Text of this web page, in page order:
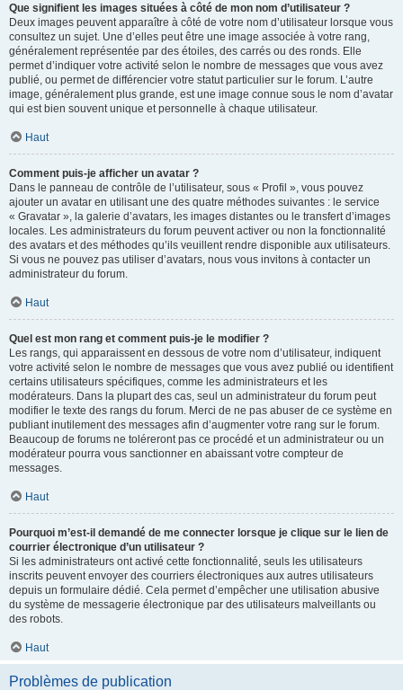
Que signifient les images situées à côté de mon nom d’utilisateur ?
Deux images peuvent apparaître à côté de votre nom d’utilisateur lorsque vous
consultez un sujet. Une d’elles peut être une image associée à votre rang,
généralement représentée par des étoiles, des carrés ou des ronds. Elle
permet d’indiquer votre activité selon le nombre de messages que vous avez
publié, ou permet de différencier votre statut particulier sur le forum. L’autre
image, généralement plus grande, est une image connue sous le nom d’avatar
qui est bien souvent unique et personnelle à chaque utilisateur.
Haut
Comment puis-je afficher un avatar ?
Dans le panneau de contrôle de l’utilisateur, sous « Profil », vous pouvez
ajouter un avatar en utilisant une des quatre méthodes suivantes : le service
« Gravatar », la galerie d’avatars, les images distantes ou le transfert d’images
locales. Les administrateurs du forum peuvent activer ou non la fonctionnalité
des avatars et des méthodes qu’ils veuillent rendre disponible aux utilisateurs.
Si vous ne pouvez pas utiliser d’avatars, nous vous invitons à contacter un
administrateur du forum.
Haut
Quel est mon rang et comment puis-je le modifier ?
Les rangs, qui apparaissent en dessous de votre nom d’utilisateur, indiquent
votre activité selon le nombre de messages que vous avez publié ou identifient
certains utilisateurs spécifiques, comme les administrateurs et les
modérateurs. Dans la plupart des cas, seul un administrateur du forum peut
modifier le texte des rangs du forum. Merci de ne pas abuser de ce système en
publiant inutilement des messages afin d’augmenter votre rang sur le forum.
Beaucoup de forums ne toléreront pas ce procédé et un administrateur ou un
modérateur pourra vous sanctionner en abaissant votre compteur de
messages.
Haut
Pourquoi m’est-il demandé de me connecter lorsque je clique sur le lien de
courrier électronique d’un utilisateur ?
Si les administrateurs ont activé cette fonctionnalité, seuls les utilisateurs
inscrits peuvent envoyer des courriers électroniques aux autres utilisateurs
depuis un formulaire dédié. Cela permet d’empêcher une utilisation abusive
du système de messagerie électronique par des utilisateurs malveillants ou
des robots.
Haut
Problèmes de publication